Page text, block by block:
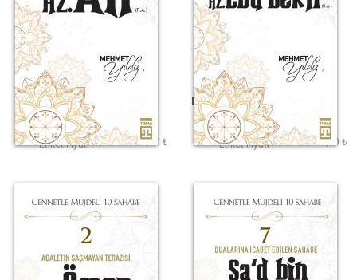
Hz. Ali (R.A.)
Mehmet Yıldız
Etiket Fiyatı : 120,00 ₺
Hz. Ebu Bekir (R.A.)
Mehmet Yıldız
Etiket Fiyatı : 110,00 ₺